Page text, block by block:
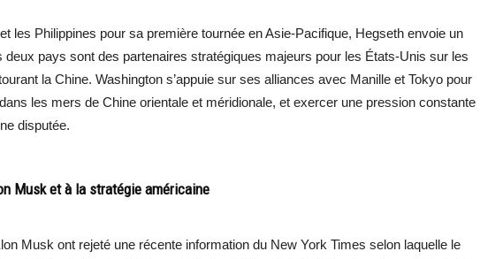
les Philippines pour sa première tournée en Asie-Pacifique, Hegseth envoie un
deux pays sont des partenaires stratégiques majeurs pour les États-Unis sur les
la Chine. Washington s’appuie sur ses alliances avec Manille et Tokyo pour
les mers de Chine orientale et méridionale, et exercer une pression constante
disputée.
Musk et à la stratégie américaine
Musk ont rejeté une récente information du New York Times selon laquelle le